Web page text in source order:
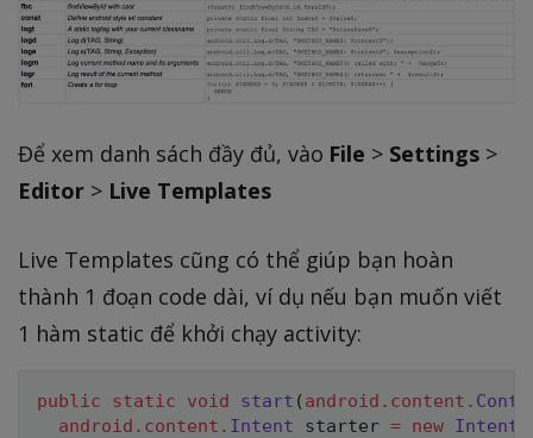
Để xem danh sách đầy đủ, vào File > Settings>
Editor> Live Templates
Live Templates cũng có thể giúp bạn hoàn
thành 1 đoạn code dài, ví dụ nếu bạn muốn viết
1 hàm static để khởi chạy activity:
public static void start ( android . content .
android . content . Intent starter = new Intent